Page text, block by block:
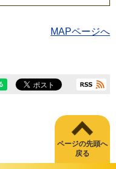
MAPページへ
ページの先頭へ
戻る